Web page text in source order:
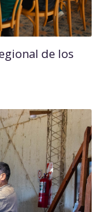
de los